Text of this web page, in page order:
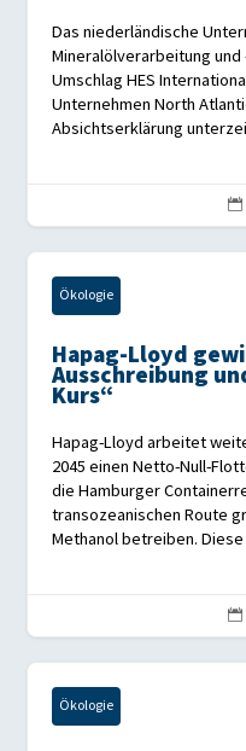
Das niederländische
Mineralölverarbeitung
Umschlag HES
Unternehmen North
Absichtserklärung

Ökologie
Hapag-Lloyd
Ausschreibung
Kurs“
Hapag-Lloyd arbeitet
2045 einen Netto-Null-
die Hamburger
transozeanischen Route
Methanol betreiben. Diese

Ökologie